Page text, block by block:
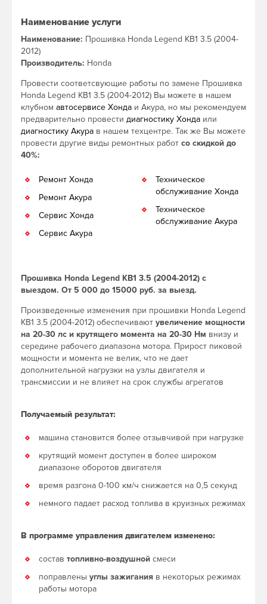
Наименование услуги
Наименование: Прошивка Honda Legend KB1 3.5 (2004-
2012)
Производитель: Honda
Провести соответсвующие работы по замене Прошивка
Honda Legend KB1 3.5 (2004-2012) Вы можете в нашем
клубном автосервисе Хонда и Акура, но мы рекомендуем
предварительно провести диагностику Хонда или
диагностику Акура в нашем техцентре. Так же Вы можете
провести другие виды ремонтных работ со скидкой до
40%:
Ремонт Хонда
Ремонт Акура
Сервис Хонда
Сервис Акура
Техническое
обслуживание Хонда
Техническое
обслуживание Акура
Прошивка Honda Legend KB1 3.5 (2004-2012) с
выездом. От 5 000 до 15000 руб. за выезд.
Произведенные изменения при прошивки Honda Legend
KB1 3.5 (2004-2012) обеспечивают увеличение мощности
на 20-30 лс и крутящего момента на 20-30 Нм внизу и
середине рабочего диапазона мотора. Прирост пиковой
мощности и момента не велик, что не дает
дополнительной нагрузки на узлы двигателя и
трансмиссии и не влияет на срок службы агрегатов
Получаемый результат:
машина становится более отзывчивой при нагрузке
крутящий момент доступен в более широком
диапазоне оборотов двигателя
время разгона 0-100 км/ч снижается на 0,5 секунд
немного падает расход топлива в круизных режимах
В программе управления двигателем изменено:
состав топливно-воздушной смеси
поправлены углы зажигания в некоторых режимах
работы мотора